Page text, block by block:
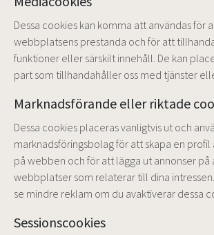
Dessa cookies kan komma att användas för
webbplatsens prestanda och för att
funktioner eller särskilt innehåll. De kan
part som tillhandahåller oss med tjänster
Marknadsförande eller riktade
Dessa cookies placeras vanligtvis ut och
marknadsföringsbolag för att skapa en profil
på webben och för att lägga ut annonser på
webbplatser som relaterar till dina
se mindre reklam om du avaktiverar dessa
Sessionscookies